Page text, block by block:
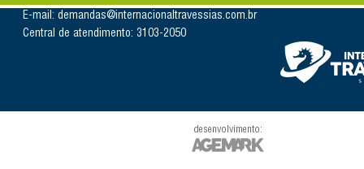
E-mail: demandas@internacionaltravessias.com.br
Central de atendimento: 3103-2050
desenvolvimento: